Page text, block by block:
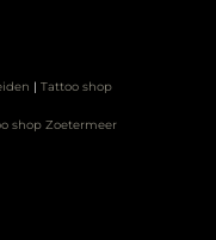
| Tattoo shop
shop Zoetermeer